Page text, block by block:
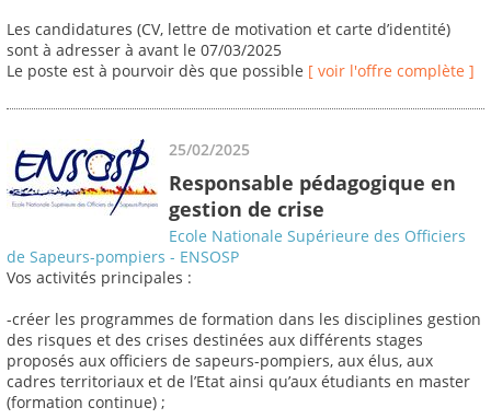
Les candidatures (CV, lettre de motivation et carte d’identité)
sont à adresser à avant le 07/03/2025
Le poste est à pourvoir dès que possible [ voir l'offre complète ]
25/02/2025
Responsable pédagogique en
gestion de crise
Ecole Nationale Supérieure des Officiers
de Sapeurs-pompiers - ENSOSP
Vos activités principales :
-créer les programmes de formation dans les disciplines gestion
des risques et des crises destinées aux différents stages
proposés aux officiers de sapeurs-pompiers, aux élus, aux
cadres territoriaux et de l’Etat ainsi qu’aux étudiants en master
(formation continue) ;